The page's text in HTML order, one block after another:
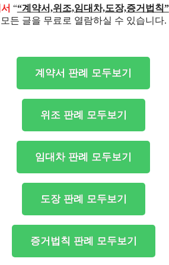
““계약서,위조,임대차,도장,증거법칙”
모든 글을 무료로 열람하실 수 있습니다.
계약서 판례 모두보기
위조 판례 모두보기
임대차 판례 모두보기
도장 판례 모두보기
증거법칙 판례 모두보기